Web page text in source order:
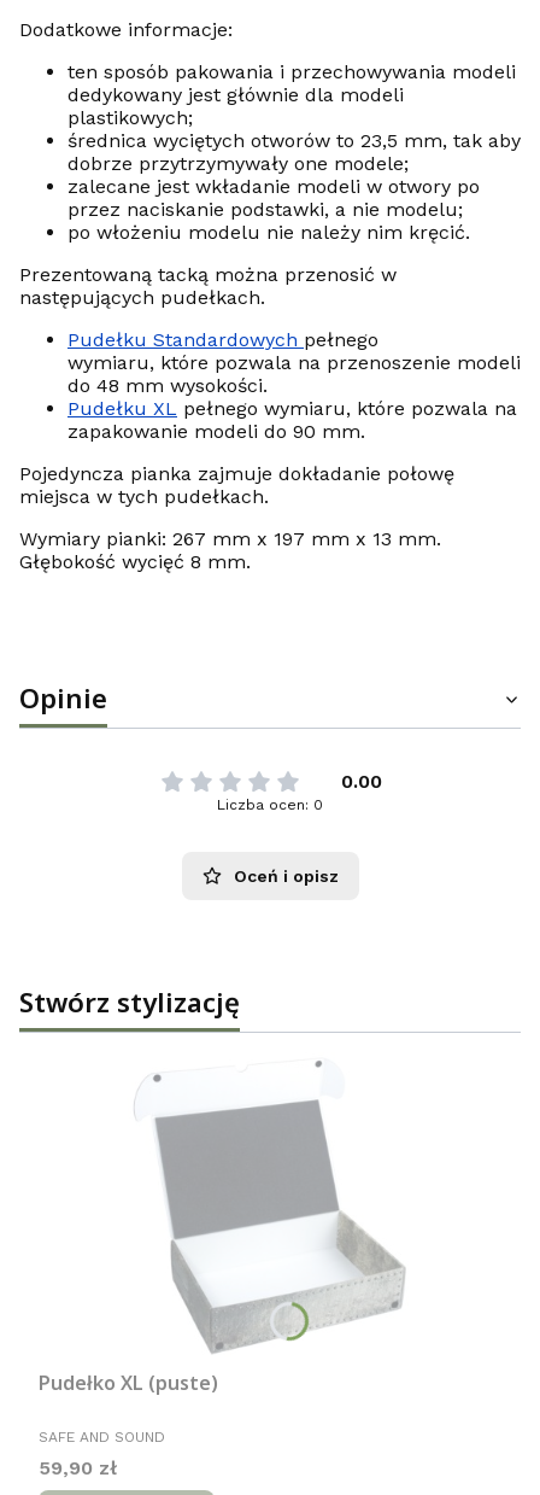
Dodatkowe informacje:
ten sposób pakowania i przechowywania modeli
dedykowany jest głównie dla modeli
plastikowych;
średnica wyciętych otworów to 23,5 mm, tak aby
dobrze przytrzymywały one modele;
zalecane jest wkładanie modeli w otwory po
przez naciskanie podstawki, a nie modelu;
po włożeniu modelu nie należy nim kręcić.
Prezentowaną tacką można przenosić w
następujących pudełkach.
Pudełku Standardowych pełnego
wymiaru, które pozwala na przenoszenie modeli
do 48 mm wysokości.
Pudełku XL pełnego wymiaru, które pozwala na
zapakowanie modeli do 90 mm.
Pojedyncza pianka zajmuje dokładanie połowę
miejsca w tych pudełkach.
Wymiary pianki: 267 mm x 197 mm x 13 mm.
Głębokość wycięć 8 mm.
Opinie
0.00
Liczba ocen: 0
Oceń i opisz
Stwórz stylizację
Pudełko XL (puste)
PRODUCENT
SAFE AND SOUND
Cena
59,90 zł